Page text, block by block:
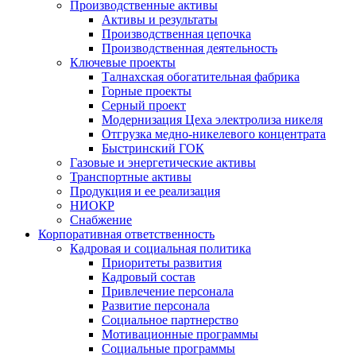
Производственные активы
Активы и результаты
Производственная цепочка
Производственная деятельность
Ключевые проекты
Талнахская обогатительная фабрика
Горные проекты
Серный проект
Модернизация Цеха электролиза никеля
Отгрузка медно-никелевого концентрата
Быстринский ГОК
Газовые и энергетические активы
Транспортные активы
Продукция и ее реализация
НИОКР
Снабжение
Корпоративная ответственность
Кадровая и социальная политика
Приоритеты развития
Кадровый состав
Привлечение персонала
Развитие персонала
Социальное партнерство
Мотивационные программы
Социальные программы